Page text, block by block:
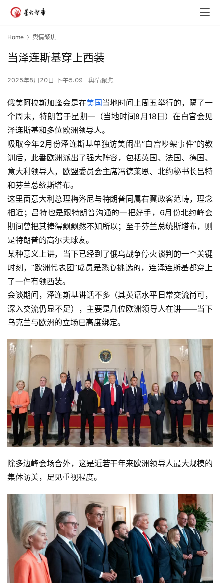
Home 舆情聚焦
当泽连斯基穿上西装
2025年8月20日 下午5:09 舆情聚焦
俄美阿拉斯加峰会是在美国 当地时间上周五举行的，隔了一
个周末，特朗普于星期一（当地时间8月18日）在白宫会见
泽连斯基和多位欧洲领导人。
吸取今年2月份泽连斯基单独访美闹出“白宫吵架事件”的教
训后，此番欧洲派出了强大阵容，包括英国、法国、德国、
意大利领导人，欧盟委员会主席冯德莱恩、北约秘书长吕特
和芬兰总统斯塔布。
这里面意大利总理梅洛尼与特朗普同属右翼政客范畴，理念
相近；吕特也是跟特朗普沟通的一把好手，6月份北约峰会
期间曾把其捧得飘飘然不知所以；至于芬兰总统斯塔布，则
是特朗普的高尔夫球友。
某种意义上讲，当下已经到了俄乌战争停火谈判的一个关键
时刻，“欧洲代表团”成员是悉心挑选的，连泽连斯基都穿上
了一件有领西装。
会谈期间，泽连斯基讲话不多（其英语水平日常交流尚可，
深入交流仍显不足），主要是几位欧洲领导人在讲——当下
乌克兰与欧洲的立场已高度绑定。
除多边峰会场合外，这是近若干年来欧洲领导人最大规模的
集体访美，足见重视程度。